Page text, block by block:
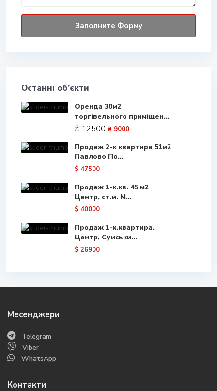
Останні об’єкти
Оренда 30м2
торгівельного приміщен...
₴ 12500 ₴ 9000
Продаж 2-к квартира 51м2
Павлово По...
$ 47500
Продаж 1-к.кв. 45 м2
Центр, ст.м. М...
$ 40000
Продаж 1-к.квартира.
Центр, Сумськи...
$ 26900
Месенджери
Telegram
Viber
WhatsApp
Контакти